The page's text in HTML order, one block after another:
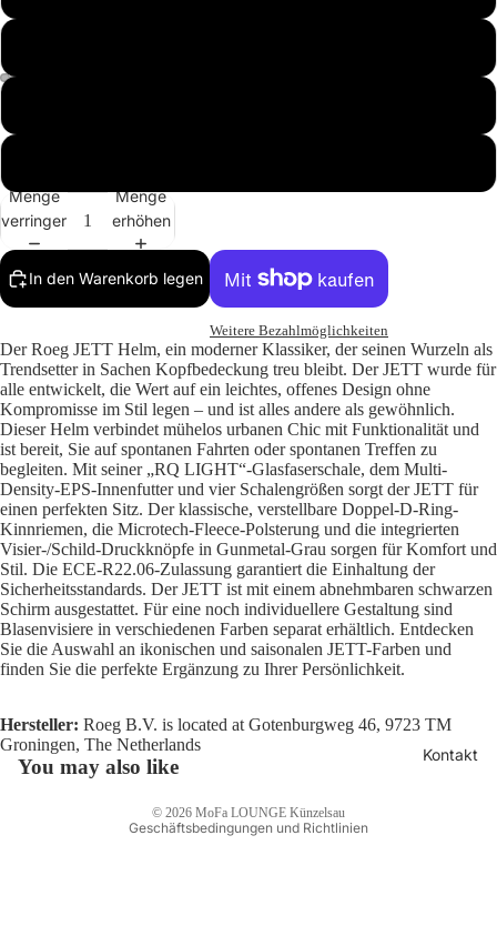
Kontakt
Menge
verringern
Menge
erhöhen
In den Warenkorb legen
Weitere Bezahlmöglichkeiten
Der Roeg JETT Helm, ein moderner Klassiker, der seinen Wurzeln als
Trendsetter in Sachen Kopfbedeckung treu bleibt. Der JETT wurde für
alle entwickelt, die Wert auf ein leichtes, offenes Design ohne
Kompromisse im Stil legen – und ist alles andere als gewöhnlich.
Dieser Helm verbindet mühelos urbanen Chic mit Funktionalität und
ist bereit, Sie auf spontanen Fahrten oder spontanen Treffen zu
begleiten. Mit seiner „RQ LIGHT“-Glasfaserschale, dem Multi-
Density-EPS-Innenfutter und vier Schalengrößen sorgt der JETT für
einen perfekten Sitz. Der klassische, verstellbare Doppel-D-Ring-
Kinnriemen, die Microtech-Fleece-Polsterung und die integrierten
Visier-/Schild-Druckknöpfe in Gunmetal-Grau sorgen für Komfort und
Stil. Die ECE-R22.06-Zulassung garantiert die Einhaltung der
Sicherheitsstandards. Der JETT ist mit einem abnehmbaren schwarzen
Schirm ausgestattet. Für eine noch individuellere Gestaltung sind
Blasenvisiere in verschiedenen Farben separat erhältlich. Entdecken
Sie die Auswahl an ikonischen und saisonalen JETT-Farben und
finden Sie die perfekte Ergänzung zu Ihrer Persönlichkeit.
Hersteller: Roeg B.V. is located at Gotenburgweg 46, 9723 TM
Groningen, The Netherlands
You may also like
© 2026 MoFa LOUNGE Künzelsau
Geschäftsbedingungen und Richtlinien
Datenschutzerklärung
Widerrufsrecht
Versand
Impressum